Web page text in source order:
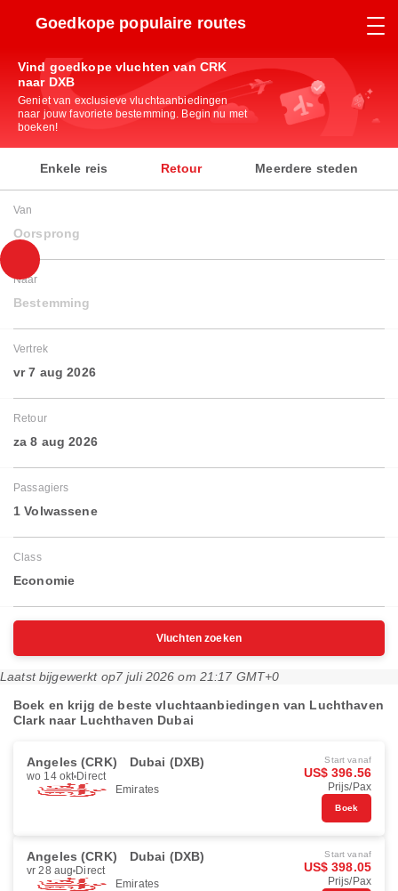
Goedkope populaire routes
Vind goedkope vluchten van CRK
naar DXB
Geniet van exclusieve vluchtaanbiedingen
naar jouw favoriete bestemming. Begin nu met
boeken!
Enkele reis Retour Meerdere steden
Van
Oorsprong
Naar
Bestemming
Vertrek
vr 7 aug 2026
Retour
za 8 aug 2026
Passagiers
1 Volwassene
Class
Economie
Vluchten zoeken
Laatst bijgewerkt op7 juli 2026 om 21:17 GMT+0
Boek en krijg de beste vluchtaanbiedingen van Luchthaven
Clark naar Luchthaven Dubai
Angeles (CRK) Dubai (DXB)
wo 14 okt Direct
Emirates
Start vanaf
US$ 396.56
Prijs/Pax
Boek
Angeles (CRK) Dubai (DXB)
vr 28 aug Direct
Emirates
Start vanaf
US$ 398.05
Prijs/Pax